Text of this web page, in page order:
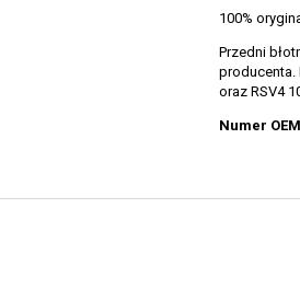
100%
Przedni
producenta.
oraz RSV4
Numer